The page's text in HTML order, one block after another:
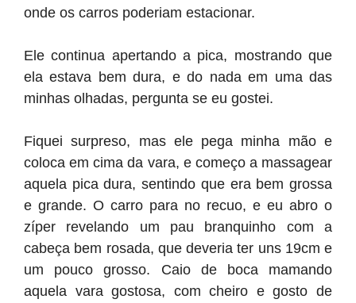
onde os carros poderiam estacionar.
Ele continua apertando a pica, mostrando que
ela estava bem dura, e do nada em uma das
minhas olhadas, pergunta se eu gostei.
Fiquei surpreso, mas ele pega minha mão e
coloca em cima da vara, e começo a massagear
aquela pica dura, sentindo que era bem grossa
e grande. O carro para no recuo, e eu abro o
zíper revelando um pau branquinho com a
cabeça bem rosada, que deveria ter uns 19cm e
um pouco grosso. Caio de boca mamando
aquela vara gostosa, com cheiro e gosto de